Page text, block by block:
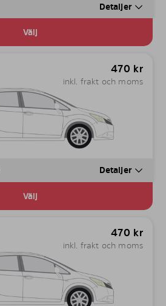
Detaljer
Välj
470 kr
inkl. frakt och moms
Detaljer
Välj
470 kr
inkl. frakt och moms